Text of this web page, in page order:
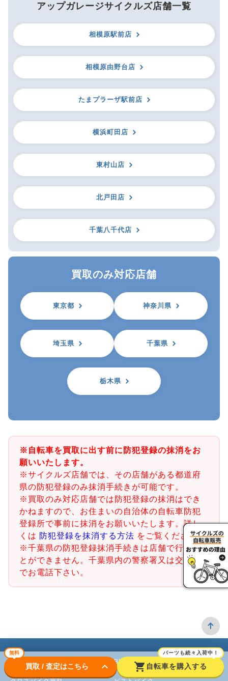
アップガレージサイクルズ店舗一覧
相模原駅前店
相模原由野台店
たまプラーザ駅前店
横浜町田店
東村山店
北戸田店
千葉八千代店
買取のみ対応店舗
東京都 神奈川県
埼玉県 千葉県
栃木県
※自転車を買取に出す前に防犯登録の抹消をお
願いいたします。
※サイクルズ店舗では、その店舗がある都道府
県の防犯登録のみ抹消手続きが可能です。
※買取のみ対応店舗では防犯登録の抹消はでき
かねますので、お住まいの自治体の自転車防犯
登録所で事前に抹消をお願いいたします。詳し
くは 防犯登録を抹消する方法 をご覧ください。
※千葉県の防犯登録抹消手続きは店舗で行うこ
とができません。千葉県内の警察署又は交番ま
でお電話下さい。
無料
買取 / 査定はこちら keyboard_arrow_down shopping_cart
パーツも続々入荷中！
自転車を購入する
ロードバイク BMX